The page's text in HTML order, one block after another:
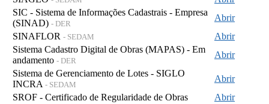
SIC - Sistema de Informações Cadastrais - Empresa
(SINAD) - DER
Abrir
SINAFLOR - SEDAM
Abrir
Sistema Cadastro Digital de Obras (MAPAS) - Em
andamento - DER
Abrir
Sistema de Gerenciamento de Lotes - SIGLO
INCRA - SEDAM
Abrir
SROF - Certificado de Regularidade de Obras
Abrir